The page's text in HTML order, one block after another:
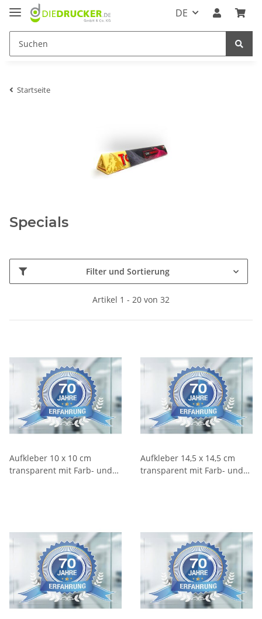
DE
Startseite
Specials
Filter und Sortierung
Artikel 1 - 20 von 32
Aufkleber 10 x 10 cm
transparent mit Farb- und
Aufkleber 14,5 x 14,5 cm
transparent mit Farb- und